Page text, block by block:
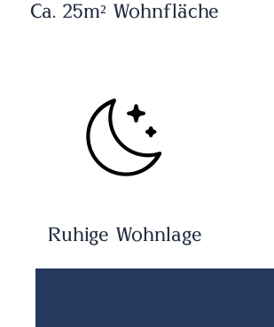
Ca. 25m² Wohnfläche
Ruhige Wohnlage